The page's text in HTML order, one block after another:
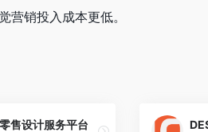
营销投入成本更低。
售设计服务平台